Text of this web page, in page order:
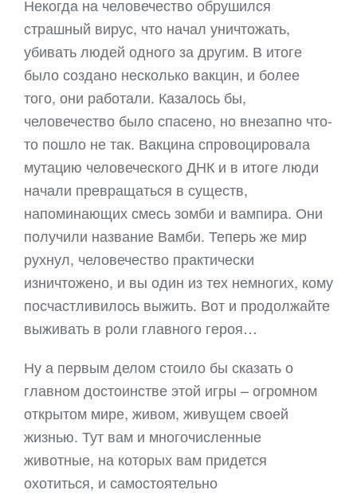
Некогда на человечество обрушился
страшный вирус, что начал уничтожать,
убивать людей одного за другим. В итоге
было создано несколько вакцин, и более
того, они работали. Казалось бы,
человечество было спасено, но внезапно что-
то пошло не так. Вакцина спровоцировала
мутацию человеческого ДНК и в итоге люди
начали превращаться в существ,
напоминающих смесь зомби и вампира. Они
получили название Вамби. Теперь же мир
рухнул, человечество практически
изничтожено, и вы один из тех немногих, кому
посчастливилось выжить. Вот и продолжайте
выживать в роли главного героя…
Ну а первым делом стоило бы сказать о
главном достоинстве этой игры – огромном
открытом мире, живом, живущем своей
жизнью. Тут вам и многочисленные
животные, на которых вам придется
охотиться, и самостоятельно